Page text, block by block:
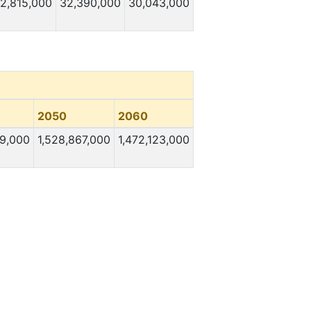
32,390,000 30,043,000
2050
2060
1,528,867,000 1,472,123,000